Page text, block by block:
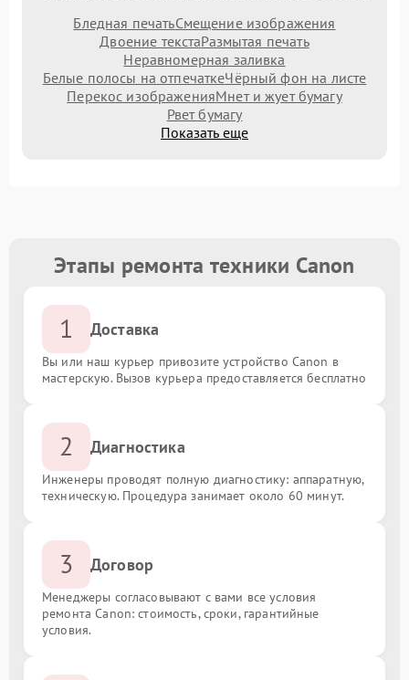
Бледная печатьСмещение изображения
Двоение текстаРазмытая печать
Неравномерная заливка
Белые полосы на отпечаткеЧёрный фон на листе
Перекос изображенияМнет и жует бумагу
Рвет бумагу
Показать еще
Этапы ремонта техники Canon
1 Доставка
Вы или наш курьер привозите устройство Canon в
мастерскую. Вызов курьера предоставляется бесплатно
2 Диагностика
Инженеры проводят полную диагностику: аппаратную,
техническую. Процедура занимает около 60 минут.
3 Договор
Менеджеры согласовывают с вами все условия
ремонта Canon: стоимость, сроки, гарантийные
условия.